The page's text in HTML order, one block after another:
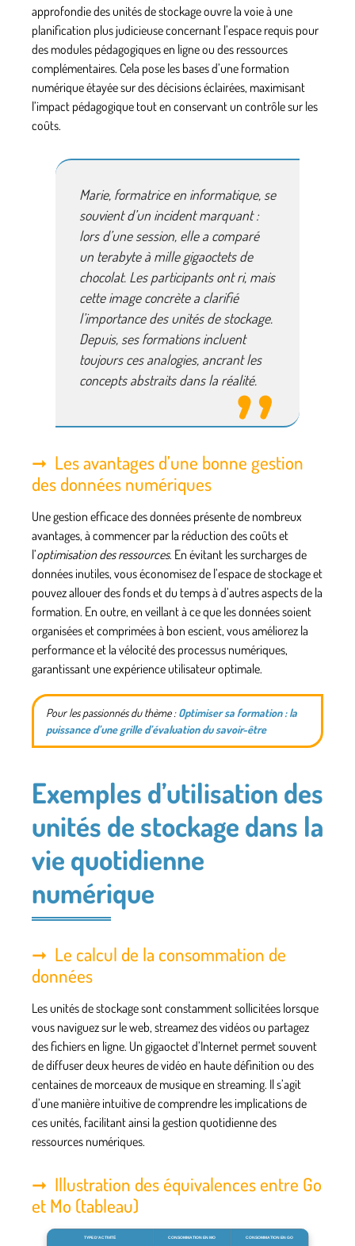
approfondie des unités de stockage ouvre la voie à une
planification plus judicieuse concernant l’espace requis pour
des modules pédagogiques en ligne ou des ressources
complémentaires. Cela pose les bases d’une formation
numérique étayée sur des décisions éclairées, maximisant
l’impact pédagogique tout en conservant un contrôle sur les
coûts.
Marie, formatrice en informatique, se
souvient d’un incident marquant :
lors d’une session, elle a comparé
un terabyte à mille gigaoctets de
chocolat. Les participants ont ri, mais
cette image concrète a clarifié
l’importance des unités de stockage.
Depuis, ses formations incluent
toujours ces analogies, ancrant les
concepts abstraits dans la réalité.
Les avantages d’une bonne gestion
des données numériques
Une gestion efficace des données présente de nombreux
avantages, à commencer par la réduction des coûtset
l’optimisation des ressources. En évitant les surcharges de
données inutiles, vous économisez de l’espace de stockage et
pouvez allouer des fonds et du temps à d’autres aspects de la
formation. En outre, en veillant à ce que les données soient
organisées et comprimées à bon escient, vous améliorez la
performance et la vélocité des processus numériques,
garantissant une expérience utilisateur optimale.
Pour les passionnés du thème :Optimiser sa formation : la
puissance d’une grille d’évaluation du savoir-être
Exemples d’utilisation des
unités de stockage dans la
vie quotidienne
numérique
Le calcul de la consommation de
données
Les unités de stockage sont constamment sollicitées lorsque
vous naviguez sur le web, streamez des vidéos ou partagez
des fichiers en ligne. Un gigaoctet d’Internet permet souvent
de diffuser deux heures de vidéo en haute définition ou des
centaines de morceaux de musique en streaming. Il s’agit
d’une manière intuitive de comprendre les implications de
ces unités, facilitant ainsi la gestion quotidienne des
ressources numériques.
Illustration des équivalences entre Go
et Mo (tableau)
TYPE D’ACTIVITÉ CONSOMMATION EN MO CONSOMMATION EN GO